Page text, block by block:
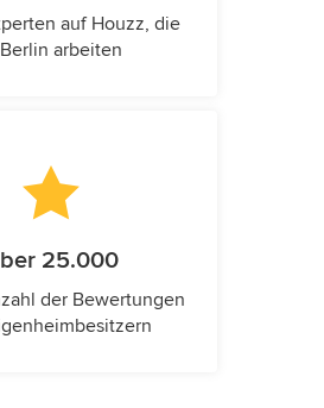
auf Houzz, die
arbeiten
25.000
der Bewertungen